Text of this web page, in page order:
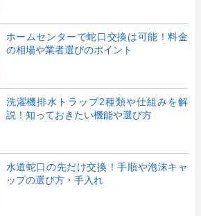
ホームセンターで蛇口交換は可能！料金
の相場や業者選びのポイント
洗濯機排水トラップ2種類や仕組みを解
説！知っておきたい機能や選び方
水道蛇口の先だけ交換！手順や泡沫キャ
ップの選び方・手入れ